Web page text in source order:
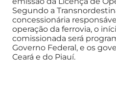
Segundo a
concessionária
operação da ferrovia, o
comissionada será
Governo Federal, e os
Ceará e do Piauí.